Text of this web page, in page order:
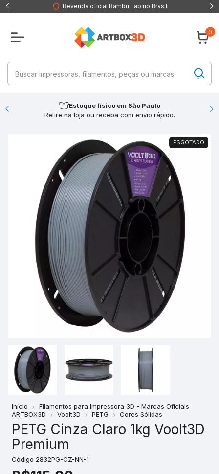
Revenda oficial Bambu Lab no Brasil
0
Estoque físico em São Paulo
Retire na loja ou receba com envio rápido.
ESGOTADO
Início
Filamentos para Impressora 3D - Marcas Oficiais -
ARTBOX3D
Voolt3D PETG Cores Sólidas
PETG Cinza Claro 1kg Voolt3D
Premium
Código 2832PG-CZ-NN-1